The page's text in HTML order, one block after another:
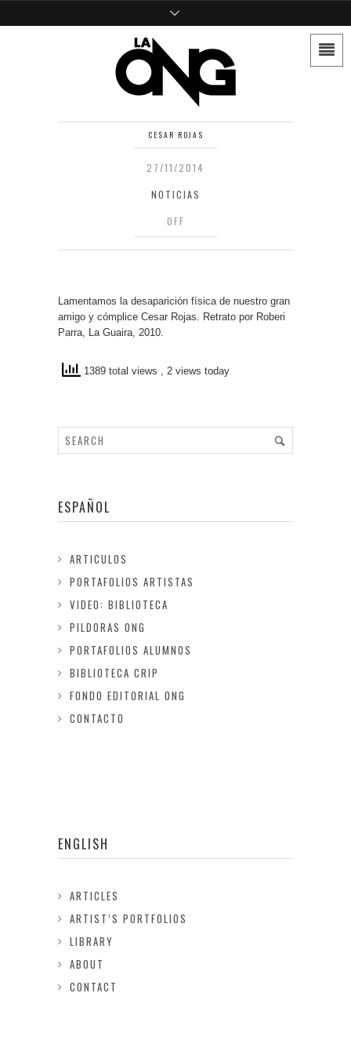
CESAR ROJAS
27/11/2014
NOTICIAS
OFF
Lamentamos la desaparición física de nuestro gran
amigo y cómplice Cesar Rojas. Retrato por Roberi
Parra, La Guaira, 2010.
1389 total views , 2 views today
ESPAÑOL
ARTICULOS
PORTAFOLIOS ARTISTAS
VIDEO: BIBLIOTECA
PILDORAS ONG
PORTAFOLIOS ALUMNOS
BIBLIOTECA CRIP
FONDO EDITORIAL ONG
CONTACTO
ENGLISH
ARTICLES
ARTIST’S PORTFOLIOS
LIBRARY
ABOUT
CONTACT